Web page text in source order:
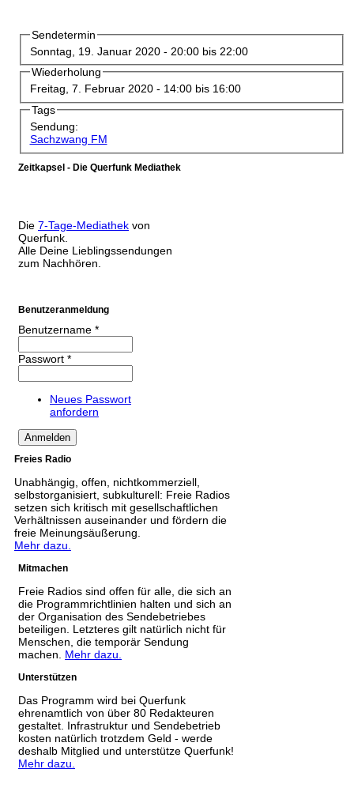
Sendetermin
Sonntag, 19. Januar 2020 - 20:00bis 22:00
Wiederholung
Freitag, 7. Februar 2020 - 14:00bis 16:00
Tags
Sendung:
Sachzwang FM
Zeitkapsel - Die Querfunk Mediathek
Die 7-Tage-Mediathek von
Querfunk.
Alle Deine Lieblingssendungen
zum Nachhören.
Benutzeranmeldung
Benutzername *
Passwort *
Neues Passwort
anfordern
Freies Radio
Unabhängig, offen, nichtkommerziell,
selbstorganisiert, subkulturell: Freie Radios
setzen sich kritisch mit gesellschaftlichen
Verhältnissen auseinander und fördern die
freie Meinungsäußerung.
Mehr dazu.
Mitmachen
Freie Radios sind offen für alle, die sich an
die Programmrichtlinien halten und sich an
der Organisation des Sendebetriebes
beteiligen. Letzteres gilt natürlich nicht für
Menschen, die temporär Sendung
machen. Mehr dazu.
Unterstützen
Das Programm wird bei Querfunk
ehrenamtlich von über 80 Redakteuren
gestaltet. Infrastruktur und Sendebetrieb
kosten natürlich trotzdem Geld - werde
deshalb Mitglied und unterstütze Querfunk!
Mehr dazu.